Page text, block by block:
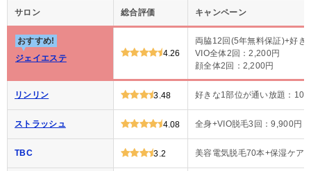
サロン 総合評価 キャンペーン
おすすめ!
ジェイエステ
4.26
両脇12回(5年無料保証)+好き
VIO全体2回：2,200円
顔全体2回：2,200円
リンリン 3.48 好きな1部位が通い放題：100
ストラッシュ 4.08 全身+VIO脱毛3回：9,900円
TBC 3.2 美容電気脱毛70本+保湿ケア